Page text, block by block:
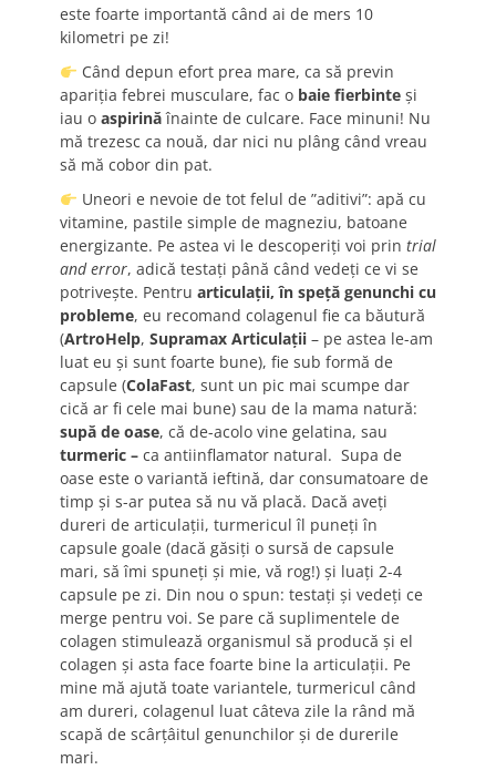
este foarte importantă când ai de mers 10
kilometri pe zi!
Când depun efort prea mare, ca să previn
apariția febrei musculare, fac o baie fierbinte și
iau o aspirinăînainte de culcare. Face minuni! Nu
mă trezesc ca nouă, dar nici nu plâng când vreau
să mă cobor din pat.
Uneori e nevoie de tot felul de ”aditivi”: apă cu
vitamine, pastile simple de magneziu, batoane
energizante. Pe astea vi le descoperiți voi prin trial
and error, adică testați până când vedeți ce vi se
potrivește. Pentru articulații, în speță genunchi cu
probleme, eu recomand colagenul fie ca băutură
(ArtroHelp, Supramax Articulații – pe astea le-am
luat eu și sunt foarte bune), fie sub formă de
capsule (ColaFast, sunt un pic mai scumpe dar
cică ar fi cele mai bune) sau de la mama natură:
supă de oase, că de-acolo vine gelatina, sau
turmeric – ca antiinflamator natural. Supa de
oase este o variantă ieftină, dar consumatoare de
timp și s-ar putea să nu vă placă. Dacă aveți
dureri de articulații, turmericul îl puneți în
capsule goale (dacă găsiți o sursă de capsule
mari, să îmi spuneți și mie, vă rog!) și luați 2-4
capsule pe zi. Din nou o spun: testați și vedeți ce
merge pentru voi. Se pare că suplimentele de
colagen stimulează organismul să producă și el
colagen și asta face foarte bine la articulații. Pe
mine mă ajută toate variantele, turmericul când
am dureri, colagenul luat câteva zile la rând mă
scapă de scârțâitul genunchilor și de durerile
mari.